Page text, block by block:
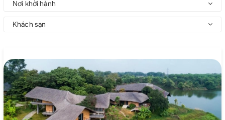
Nơi khởi hành
Khách sạn